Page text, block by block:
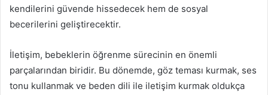
kendilerini güvende hissedecek hem de sosyal
becerilerini geliştirecektir.
İletişim, bebeklerin öğrenme sürecinin en önemli
parçalarından biridir. Bu dönemde, göz teması kurmak, ses
tonu kullanmak ve beden dili ile iletişim kurmak oldukça